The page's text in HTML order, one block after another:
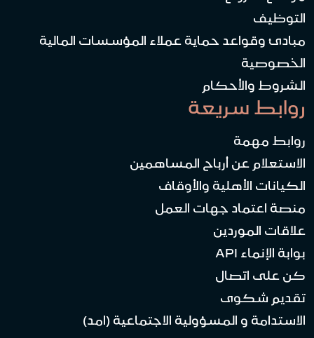
التوظيف
مبادئ وقواعد حماية عملاء المؤسسات المالية
الخصوصية
الشروط والأحكام
روابط سريعة
روابط مهمة
الاستعلام عن أرباح المساهمين
الكيانات الأهلية والأوقاف
منصة اعتماد جهات العمل
علاقات الموردين
بوابة الإنماء API
كن على اتصال
تقديم شكوى
الاستدامة و المسؤولية الاجتماعية (امد)